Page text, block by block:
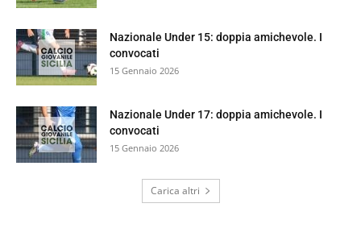
Nazionale Under 15: doppia amichevole. I
convocati
15 Gennaio 2026
Nazionale Under 17: doppia amichevole. I
convocati
15 Gennaio 2026
Carica altri